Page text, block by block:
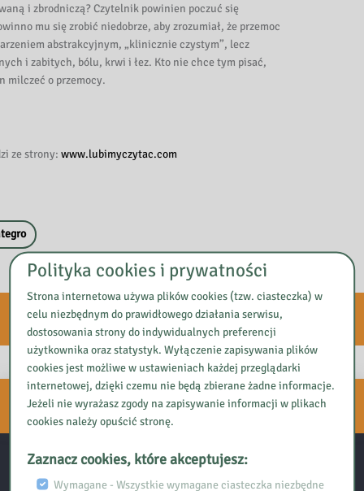
i zbrodniczą? Czytelnik powinien poczuć się
mu się zrobić niedobrze, aby zrozumiał, że przemoc
abstrakcyjnym, „klinicznie czystym”, lecz
i zabitych, bólu, krwi i łez. Kto nie chce tym pisać,
milczeć o przemocy.
ze strony: www.lubimyczytac.com
E-usługi
Zapisz się do naszego
NEWSLETTERA
Kontakt:
Polityka cookies i prywatności
Strona internetowa używa plików cookies (tzw. ciasteczka) w
celu niezbędnym do prawidłowego działania serwisu,
dostosowania strony do indywidualnych preferencji
użytkownika oraz statystyk. Wyłączenie zapisywania plików
cookies jest możliwe w ustawieniach każdej przeglądarki
internetowej, dzięki czemu nie będą zbierane żadne informacje.
Jeżeli nie wyrażasz zgody na zapisywanie informacji w plikach
cookies należy opuścić stronę.
Zaznacz cookies, które akceptujesz:
Wymagane - Wszystkie wymagane ciasteczka niezbędne